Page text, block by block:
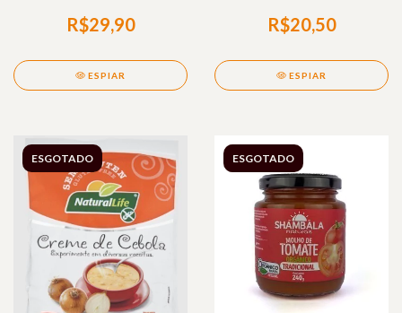
R$29,90
ESPIAR
R$20,50
ESPIAR
ESGOTADO ESGOTADO